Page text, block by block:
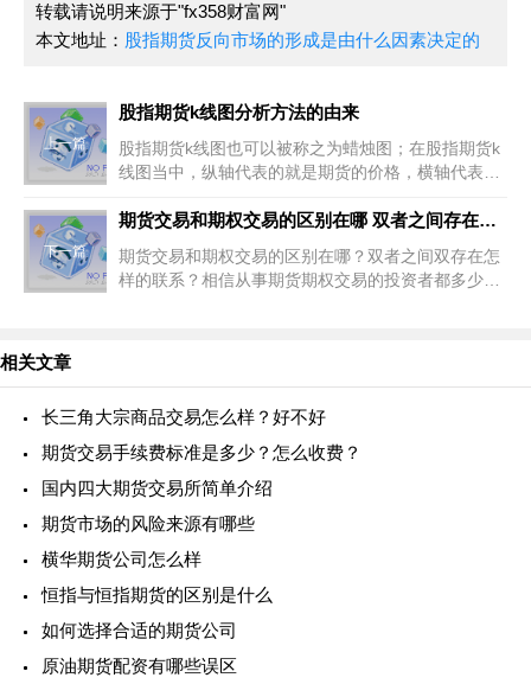
转载请说明来源于"fx358财富网"
本文地址： 股指期货反向市场的形成是由什么因素决定的
上一篇
股指期货k线图分析方法的由来
股指期货k线图也可以被称之为蜡烛图；在股指期货k
线图当中，纵轴代表的就是期货的价格，横轴代表的
可以分为分时图等，股指期货k线图的
下一篇
期货交易和期权交易的区别在哪 双者之间存在怎样的联系
期货交易和期权交易的区别在哪？双者之间双存在怎
样的联系？相信从事期货期权交易的投资者都多少了
相关文章
长三角大宗商品交易怎么样？好不好
期货交易手续费标准是多少？怎么收费？
国内四大期货交易所简单介绍
期货市场的风险来源有哪些
横华期货公司怎么样
恒指与恒指期货的区别是什么
如何选择合适的期货公司
原油期货配资有哪些误区